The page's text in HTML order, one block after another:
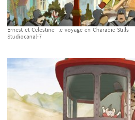
Ernest-et-Celestine--le-voyage-en-Charabie-Stills---
Studiocanal-7